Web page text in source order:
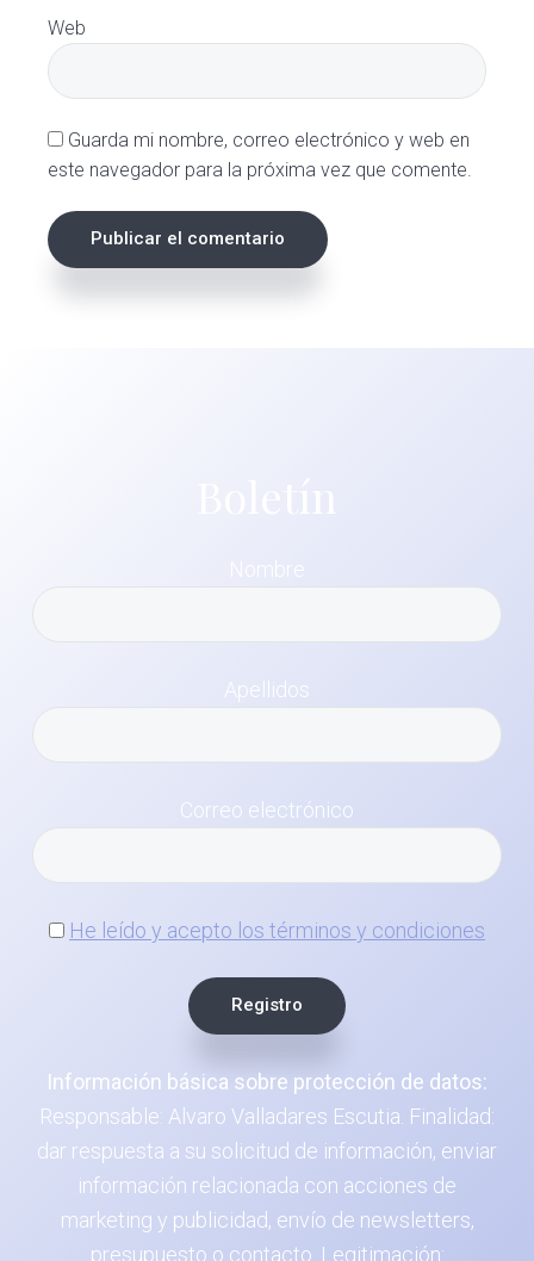
Web
Guarda mi nombre, correo electrónico y web en
este navegador para la próxima vez que comente.
Apellidos
Correo electrónico
He leído y acepto los términos y condiciones
Información básica sobre protección de datos:
Responsable: Alvaro Valladares Escutia. Finalidad:
dar respuesta a su solicitud de información, enviar
información relacionada con acciones de
marketing y publicidad, envío de newsletters,
presupuesto o contacto. Legitimación: